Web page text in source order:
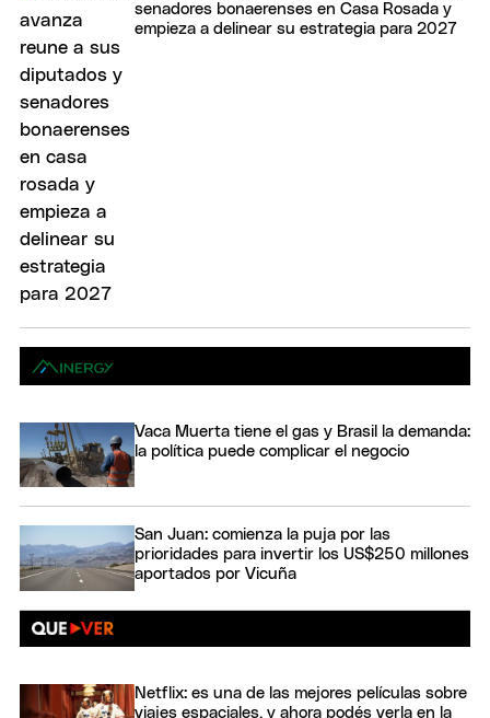
senadores bonaerenses en Casa Rosada y
empieza a delinear su estrategia para 2027
Vaca Muerta tiene el gas y Brasil la demanda:
la política puede complicar el negocio
San Juan: comienza la puja por las
prioridades para invertir los US$250 millones
aportados por Vicuña
Netflix: es una de las mejores películas sobre
viajes espaciales, y ahora podés verla en la